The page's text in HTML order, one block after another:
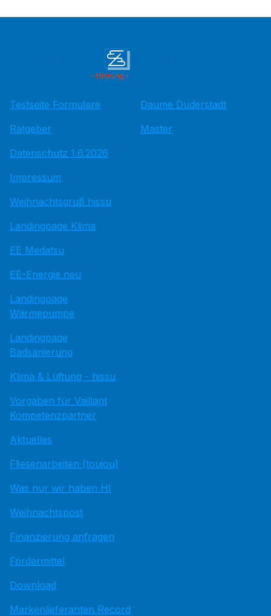
Testseite Formulare
Ratgeber
Datenschutz 1.6.2026
Impressum
Weihnachtsgruß hissu
Landingpage Klima
EE Medatsu
EE-Energie neu
Landingpage
Wärmepumpe
Landingpage
Badsanierung
Klima & Lüftung - hissu
Vorgaben für Vaillant
Kompetenzpartner
Aktuelles
Fliesenarbeiten (toujou)
Was nur wir haben HI
Weihnachtspost
Finanzierung anfragen
Fördermittel
Download
Markenlieferanten Record
Daume Duderstadt
Master